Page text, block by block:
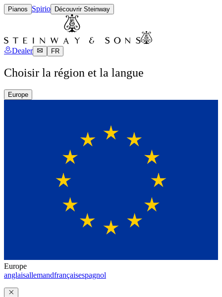
Pianos Spirio Découvrir Steinway
Dealer FR
Choisir la région et la langue
Europe
Europe
anglaisallemandfrançaisespagnol